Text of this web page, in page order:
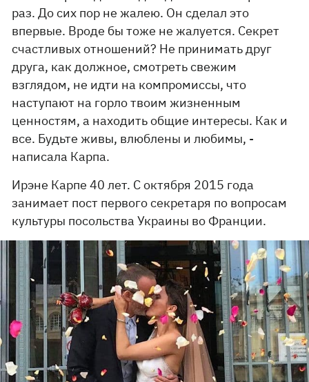
раз. До сих пор не жалею. Он сделал это
впервые. Вроде бы тоже не жалуется. Секрет
счастливых отношений? Не принимать друг
друга, как должное, смотреть свежим
взглядом, не идти на компромиссы, что
наступают на горло твоим жизненным
ценностям, а находить общие интересы. Как и
все. Будьте живы, влюблены и любимы, -
написала Карпа.
Ирэне Карпе 40 лет. С октября 2015 года
занимает пост первого секретаря по вопросам
культуры посольства Украины во Франции.